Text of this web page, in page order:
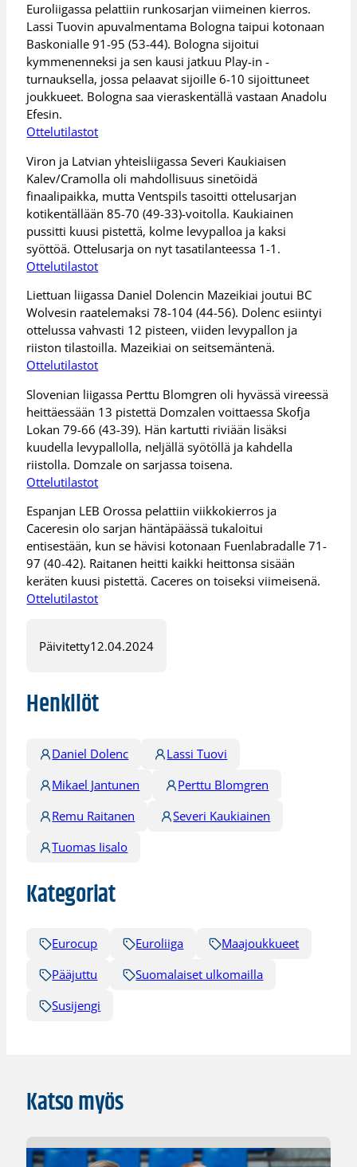
Euroliigassa pelattiin runkosarjan viimeinen kierros.
Lassi Tuovin apuvalmentama Bologna taipui kotonaan
Baskonialle 91-95 (53-44). Bologna sijoitui
kymmenenneksi ja sen kausi jatkuu Play-in -
turnauksella, jossa pelaavat sijoille 6-10 sijoittuneet
joukkueet. Bologna saa vieraskentällä vastaan Anadolu
Efesin.
Ottelutilastot
Viron ja Latvian yhteisliigassa Severi Kaukiaisen
Kalev/Cramolla oli mahdollisuus sinetöidä
finaalipaikka, mutta Ventspils tasoitti ottelusarjan
kotikentällään 85-70 (49-33)-voitolla. Kaukiainen
pussitti kuusi pistettä, kolme levypalloa ja kaksi
syöttöä. Ottelusarja on nyt tasatilanteessa 1-1.
Ottelutilastot
Liettuan liigassa Daniel Dolencin Mazeikiai joutui BC
Wolvesin raatelemaksi 78-104 (44-56). Dolenc esiintyi
ottelussa vahvasti 12 pisteen, viiden levypallon ja
riiston tilastoilla. Mazeikiai on seitsemäntenä.
Ottelutilastot
Slovenian liigassa Perttu Blomgren oli hyvässä vireessä
heittäessään 13 pistettä Domzalen voittaessa Skofja
Lokan 79-66 (43-39). Hän kartutti riviään lisäksi
kuudella levypallolla, neljällä syötöllä ja kahdella
riistolla. Domzale on sarjassa toisena.
Ottelutilastot
Espanjan LEB Orossa pelattiin viikkokierros ja
Caceresin olo sarjan häntäpäässä tukaloitui
entisestään, kun se hävisi kotonaan Fuenlabradalle 71-
97 (40-42). Raitanen heitti kaikki heittonsa sisään
keräten kuusi pistettä. Caceres on toiseksi viimeisenä.
Ottelutilastot
Päivitetty12.04.2024
Henkilöt
Daniel Dolenc
Lassi Tuovi
Mikael Jantunen
Perttu Blomgren
Remu Raitanen
Severi Kaukiainen
Tuomas Iisalo
Kategoriat
Eurocup Euroliiga
Maajoukkueet
Pääjuttu
Suomalaiset ulkomailla
Susijengi
Katso myös